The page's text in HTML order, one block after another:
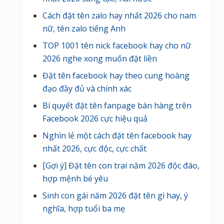
Cách đặt tên zalo hay nhất 2026 cho nam
nữ, tên zalo tiếng Anh
TOP 1001 tên nick facebook hay cho nữ
2026 nghe xong muốn đặt liền
Đặt tên facebook hay theo cung hoàng
đạo đầy đủ và chính xác
Bí quyết đặt tên fanpage bán hàng trên
Facebook 2026 cực hiệu quả
Nghìn lẻ một cách đặt tên facebook hay
nhất 2026, cực độc, cực chất
[Gợi ý] Đặt tên con trai năm 2026 độc đáo,
hợp mệnh bé yêu
Sinh con gái năm 2026 đặt tên gì hay, ý
nghĩa, hợp tuổi ba mẹ